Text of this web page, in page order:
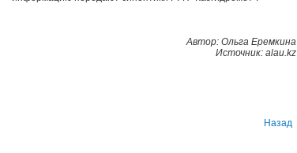
Автор: Ольга Еремкина
Источник: alau.kz
Назад